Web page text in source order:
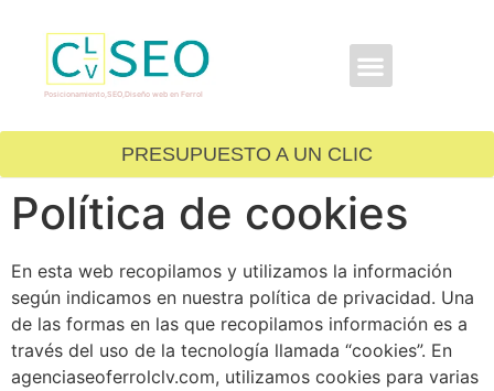
Posicionamiento,SEO,Diseño web en Ferrol
PRESUPUESTO A UN CLIC
Política de cookies
En esta web recopilamos y utilizamos la información
según indicamos en nuestra política de privacidad. Una
de las formas en las que recopilamos información es a
través del uso de la tecnología llamada “cookies”. En
agenciaseoferrolclv.com, utilizamos cookies para varias